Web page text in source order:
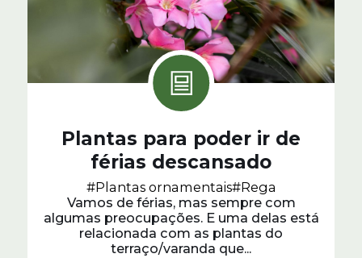
Plantas para poder ir de
férias descansado
#Plantas ornamentais#Rega
Vamos de férias, mas sempre com
algumas preocupações. E uma delas está
relacionada com as plantas do
terraço/varanda que...